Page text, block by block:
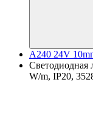
A240 24V
Светодиодная
W/m, IP20,